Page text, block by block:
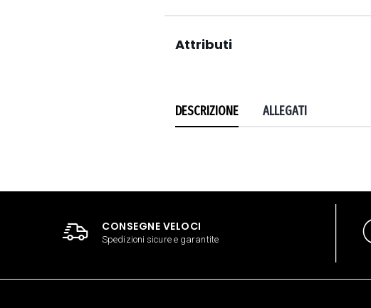
Attributi
DESCRIZIONE ALLEGATI
CONSEGNE VELOCI
Spedizioni sicure e garantite